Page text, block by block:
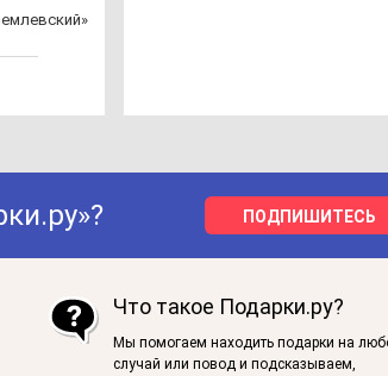
ПОДПИШИТЕСЬ
Что такое Подарки.ру?
Мы помогаем находить подарки на
случай или повод и подсказываем,